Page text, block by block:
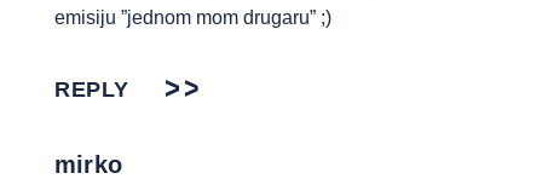
emisiju ”jednom mom drugaru” ;)
REPLY
mirko